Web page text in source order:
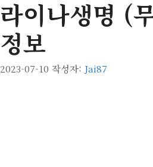
라이나생명 (
정보
2023-07-10 작성자: Jai87